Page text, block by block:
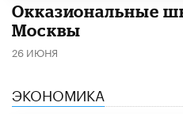
​Окказиональные
Москвы
26 ИЮНЯ
ЭКОНОМИКА